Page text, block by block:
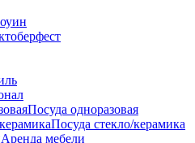
Посуда одноразовая
Посуда стекло/керамика
Аренда мебели